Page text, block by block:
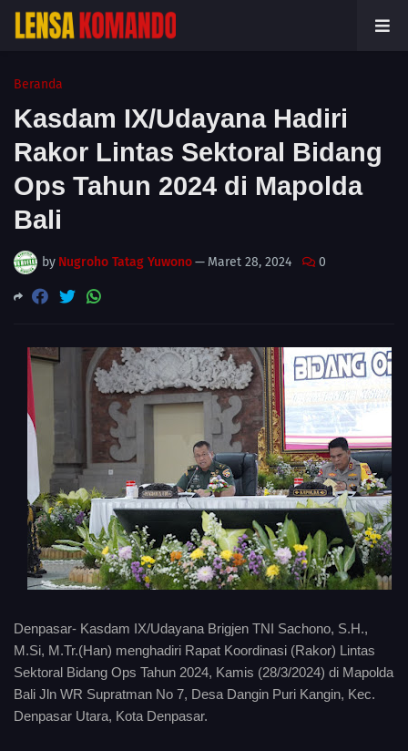
Beranda
Kasdam IX/Udayana Hadiri
Rakor Lintas Sektoral Bidang
Ops Tahun 2024 di Mapolda
Bali
by Nugroho Tatag Yuwono— Maret 28, 2024 0
Denpasar- Kasdam IX/Udayana Brigjen TNI Sachono, S.H.,
M.Si, M.Tr.(Han) menghadiri Rapat Koordinasi (Rakor) Lintas
Sektoral Bidang Ops Tahun 2024, Kamis (28/3/2024) di Mapolda
Bali Jln WR Supratman No 7, Desa Dangin Puri Kangin, Kec.
Denpasar Utara, Kota Denpasar.